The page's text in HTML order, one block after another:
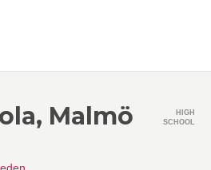
Malmö
HIGH
SCHOOL